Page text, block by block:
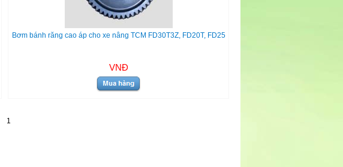
Bơm bánh răng cao áp cho xe nâng TCM FD30T3Z, FD20T, FD25
VNĐ
1